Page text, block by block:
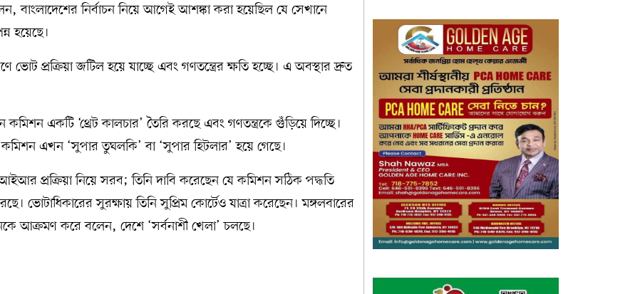
বাংলাদেশের নির্বাচন নিয়ে আগেই আশঙ্কা করা হয়েছিল যে সেখানে
হয়েছে।
ভোট প্রক্রিয়া জটিল হয়ে যাচ্ছে এবং গণতন্ত্রের ক্ষতি হচ্ছে। এ অবস্থার দ্রুত
একটি ‘থ্রেট কালচার’ তৈরি করছে এবং গণতন্ত্রকে গুঁড়িয়ে দিচ্ছে।
এখন ‘সুপার তুঘলকি’ বা ‘সুপার হিটলার’ হয়ে গেছে।
প্রক্রিয়া নিয়ে সরব; তিনি দাবি করেছেন যে কমিশন সঠিক পদ্ধতি
সুরক্ষায় তিনি সুপ্রিম কোর্টেও যাত্রা করেছেন। মঙ্গলবারের
আক্রমণ করে বলেন, দেশে ‘সর্বনাশী খেলা’ চলছে।